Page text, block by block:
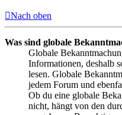
Nach oben
Was sind globale
Globale
Informationen, deshalb
lesen. Globale
jedem Forum und
Ob du eine globale
nicht, hängt von den